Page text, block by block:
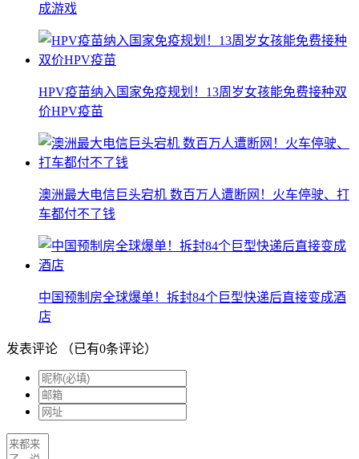
成游戏
HPV疫苗纳入国家免疫规划！13周岁女孩能免费接种双
价HPV疫苗
澳洲最大电信巨头宕机 数百万人遭断网！火车停驶、打
车都付不了钱
中国预制房全球爆单！拆封84个巨型快递后直接变成酒
店
发表评论 （已有0条评论）